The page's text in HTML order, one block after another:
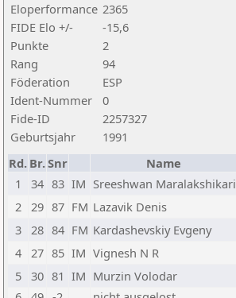
Eloperformance 2365
FIDE Elo +/-
-15,6
Punkte
2
Rang
94
Föderation
ESP
Ident-Nummer
0
Fide-ID
2257327
Geburtsjahr
1991
Rd. Br.Snr Name
1
34 83 IM Sreeshwan Maralakshikari
2
29 87 FM Lazavik Denis
3
28 84 FM Kardashevskiy Evgeny
4
27 85 IM Vignesh N R
5
30 81 IM Murzin Volodar